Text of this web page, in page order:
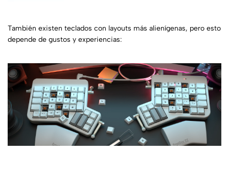
También existen teclados con layouts más alienígenas, pero esto
depende de gustos y experiencias: